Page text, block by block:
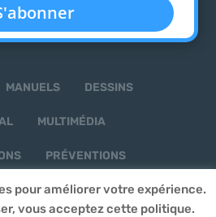
MANUELS DESSINS
MULTIMÉDIA
PRÉVENTIONS
CONTACT
pour améliorer votre expérience.
vous acceptez cette politique.